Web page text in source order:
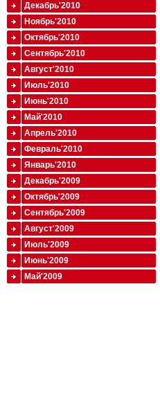
Декабрь'2010
Ноябрь'2010
Октябрь'2010
Сентябрь'2010
Август'2010
Июль'2010
Июнь'2010
Май'2010
Апрель'2010
Февраль'2010
Январь'2010
Декабрь'2009
Октябрь'2009
Сентябрь'2009
Август'2009
Июль'2009
Июнь'2009
Май'2009